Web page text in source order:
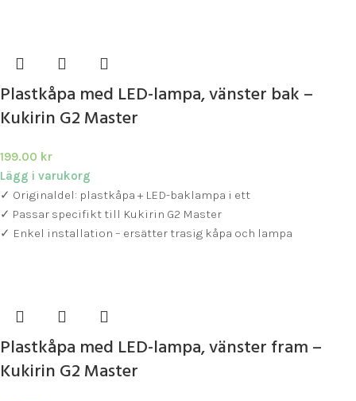
Plastkåpa med LED-lampa, vänster bak –
Kukirin G2 Master
199.00 kr
Lägg i varukorg
✓ Originaldel: plastkåpa + LED-baklampa i ett
✓ Passar specifikt till Kukirin G2 Master
✓ Enkel installation – ersätter trasig kåpa och lampa
Plastkåpa med LED-lampa, vänster fram –
Kukirin G2 Master